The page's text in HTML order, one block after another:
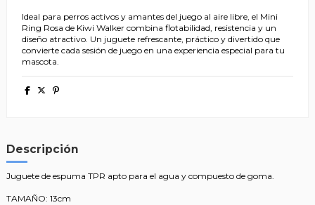
Ideal para perros activos y amantes del juego al aire libre, el Mini
Ring Rosa de Kiwi Walker combina flotabilidad, resistencia y un
diseño atractivo. Un juguete refrescante, práctico y divertido que
convierte cada sesión de juego en una experiencia especial para tu
mascota.
Descripción
Juguete de espuma TPR apto para el agua y compuesto de goma.
TAMAÑO: 13cm